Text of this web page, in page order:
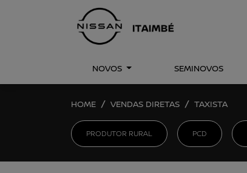
NOVOS SEMINOVOS
HOME VENDAS DIRETAS TAXISTA
PRODUTOR RURAL PCD